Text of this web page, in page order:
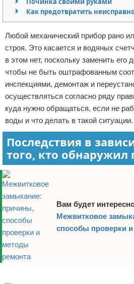
Домашний быт
Коммунальные услуги
Сантехника
Безопасность
Стройматериалы
Разное
Отказ от ответственности
Как предотвратить
Любой механический прибор рано
строя. Это касается и водяных
в этом нет, поскольку заменить его
чтобы не быть оштрафованным
инспекциями, демонтаж и
осуществляться согласно ряду
куда нужно обращаться, если не
воды и что делать в такой ситуации.
Последствия в
того, кто обнаружил
Вам будет
Межвитковое
способы проверки